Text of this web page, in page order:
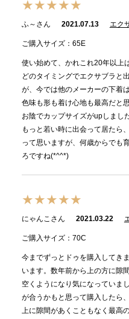
★★★★★
ふ～さん 2021.07.13 エク
ご購入サイズ：65E
使い始めて、かれこれ20年以上
どのタイミングでエクサブラと
が、今では他のメーカーの下着
色味も形も着け心地も最高だと
お陰でカップサイズがupしました
もっと若い時に出会って居たら
って思いますが、何歳からでも
ろですね(*^^*)
★★★★★
にゃんこさん 2021.03.22
ご購入サイズ：70C
今までずっとドゥを購入してき
います。数年前から上の方に隙
空くようになり気になっていま
が合うかもと思って購入したら、
上に隙間があくこともなく最高